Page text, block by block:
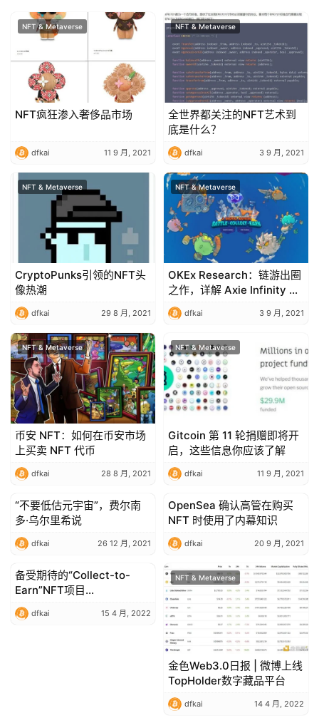
NFT & Metaverse
NFT疯狂渗入奢侈品市场
dfkai 11 9 月, 2021
NFT & Metaverse
全世界都关注的NFT艺术到
底是什么？
dfkai 3 9 月, 2021
NFT & Metaverse
CryptoPunks引领的NFT头
像热潮
dfkai 29 8 月, 2021
NFT & Metaverse
OKEx Research：链游出圈
之作，详解 Axie Infinity 经
济模型与游戏机制
dfkai 3 9 月, 2021
NFT & Metaverse
币安 NFT：如何在币安市场
上买卖 NFT 代币
dfkai 28 8 月, 2021
NFT & Metaverse
Gitcoin 第 11 轮捐赠即将开
启，这些信息你应该了解
dfkai 11 9 月, 2021
NFT & Metaverse
“不要低估元宇宙”，费尔南
多·乌尔里希说
dfkai 26 12 月, 2021
NFT & Metaverse
OpenSea 确认高管在购买
NFT 时使用了内幕知识
dfkai 20 9 月, 2021
NFT & Metaverse
备受期待的“Collect-to-
Earn”NFT项目
HYPERSLOTHS 上线
dfkai 15 4 月, 2022
NFT & Metaverse
金色Web3.0日报 | 微博上线
TopHolder数字藏品平台
dfkai 14 4 月, 2022